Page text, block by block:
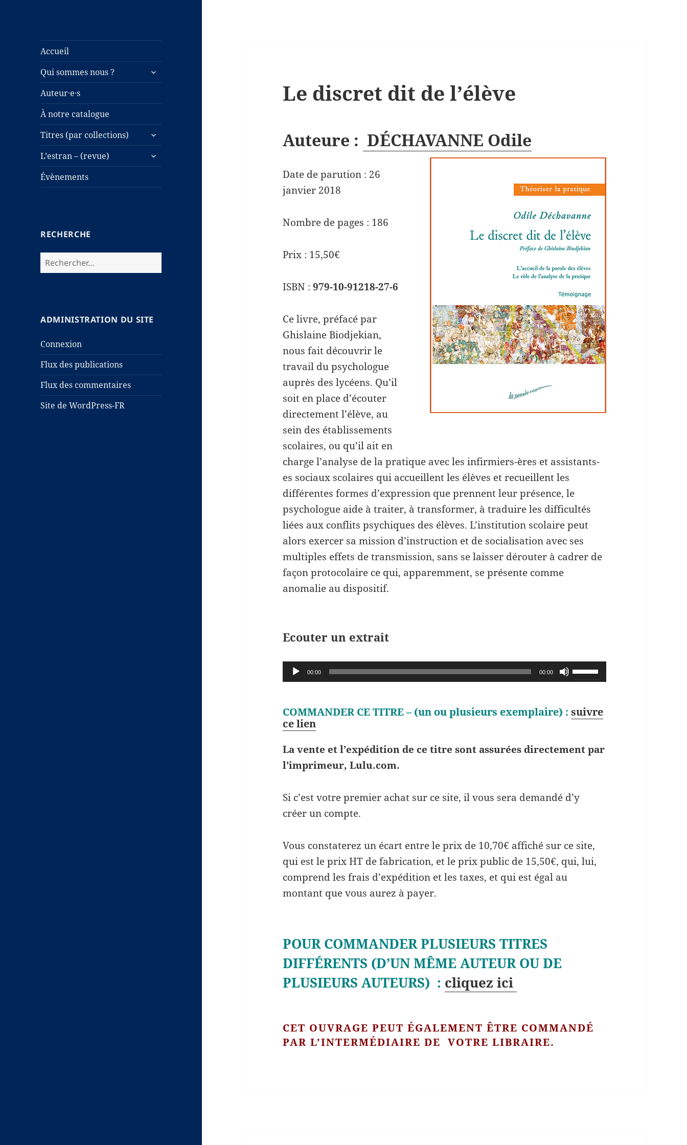
Accueil
Qui sommes nous ?
ouvrir
le
menu
Auteur·e·s
À notre catalogue
Titres (par collections)
ouvrir
le
sous-
menu
L’estran – (revue)
ouvrir
le
menu
Évènements
RECHERCHE
Rechercher :
ADMINISTRATION DU SITE
Connexion
Flux des publications
Flux des commentaires
Site de WordPress-FR
Le discret dit de l’élève
Auteure : DÉCHAVANNE Odile
Date de parution : 26
janvier 2018
Nombre de pages : 186
Prix : 15,50€
ISBN :979-10-91218-27-6
Ce livre, préfacé par
Ghislaine Biodjekian,
nous fait découvrir le
travail du psychologue
auprès des lycéens. Qu’il
soit en place d’écouter
directement l’élève, au
sein des établissements
scolaires, ou qu’il ait en
charge l’analyse de la pratique avec les infirmiers-ères et assistants-
es sociaux scolaires qui accueillent les élèves et recueillent les
différentes formes d’expression que prennent leur présence, le
psychologue aide à traiter, à transformer, à traduire les difficultés
liées aux conflits psychiques des élèves. L’institution scolaire peut
alors exercer sa mission d’instruction et de socialisation avec ses
multiples effets de transmission, sans se laisser dérouter à cadrer de
façon protocolaire ce qui, apparemment, se présente comme
anomalie au dispositif.
Ecouter un extrait
Lecteur
audio
00:00 00:00
Utilisez
les
haut/bas
augmenter
le
COMMANDER CE TITRE – (un ou plusieurs exemplaire) :suivre
ce lien
La vente et l’expédition de ce titre sont assurées directement par
l’imprimeur, Lulu.com.
Si c’est votre premier achat sur ce site, il vous sera demandé d’y
créer un compte.
Vous constaterez un écart entre le prix de 10,70€ affiché sur ce site,
qui est le prix HT de fabrication, et le prix public de 15,50€, qui, lui,
comprend les frais d’expédition et les taxes, et qui est égal au
montant que vous aurez à payer.
POUR COMMANDER PLUSIEURS TITRES
DIFFÉRENTS (D’UN MÊME AUTEUR OU DE
PLUSIEURS AUTEURS) : cliquez ici
CET OUVRAGE PEUT ÉGALEMENT ÊTRE COMMANDÉ
PAR L’INTERMÉDIAIRE DE VOTRE LIBRAIRE.